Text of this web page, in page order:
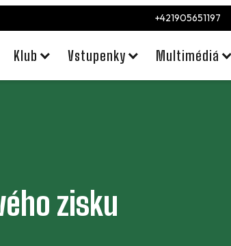
+421905651197
Klub Vstupenky Multimédiá
zisku